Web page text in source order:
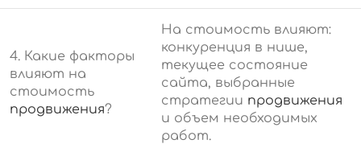
4. Какие факторы
влияют на
стоимость
продвижения?
На стоимость влияют:
конкуренция в нише,
текущее состояние
сайта, выбранные
стратегии продвижения
и объем необходимых
работ.